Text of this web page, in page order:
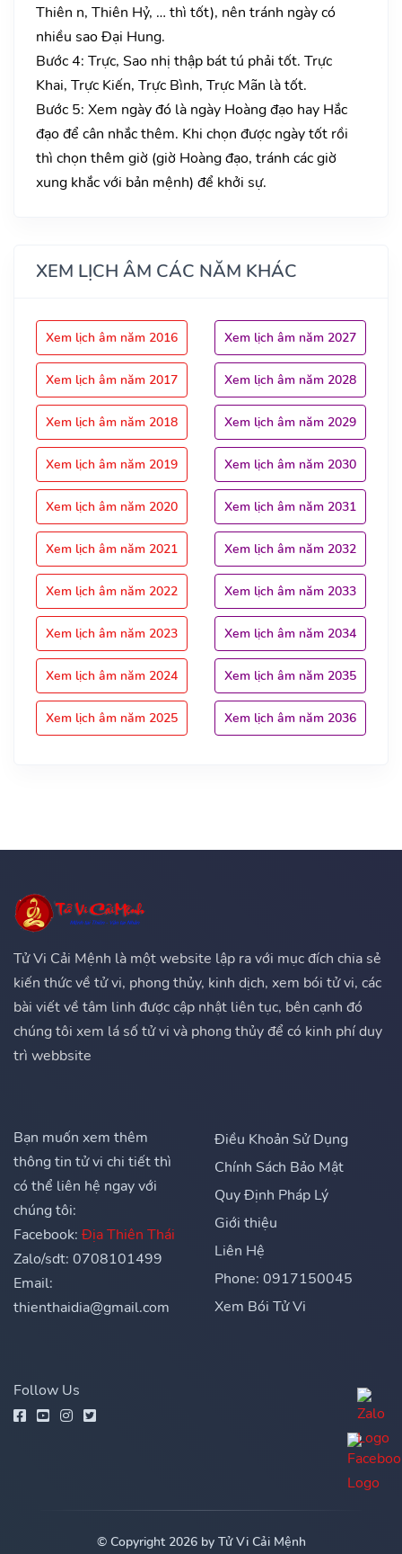
Thiên n, Thiên Hỷ, … thì tốt), nên tránh ngày có
nhiều sao Đại Hung.
Bước 4: Trực, Sao nhị thập bát tú phải tốt. Trực
Khai, Trực Kiến, Trực Bình, Trực Mãn là tốt.
Bước 5: Xem ngày đó là ngày Hoàng đạo hay Hắc
đạo để cân nhắc thêm. Khi chọn được ngày tốt rồi
thì chọn thêm giờ (giờ Hoàng đạo, tránh các giờ
xung khắc với bản mệnh) để khởi sự.
XEM LỊCH ÂM CÁC NĂM KHÁC
Xem lịch âm năm 2016
Xem lịch âm năm 2017
Xem lịch âm năm 2018
Xem lịch âm năm 2019
Xem lịch âm năm 2020
Xem lịch âm năm 2021
Xem lịch âm năm 2022
Xem lịch âm năm 2023
Xem lịch âm năm 2024
Xem lịch âm năm 2025
Xem lịch âm năm 2027
Xem lịch âm năm 2028
Xem lịch âm năm 2029
Xem lịch âm năm 2030
Xem lịch âm năm 2031
Xem lịch âm năm 2032
Xem lịch âm năm 2033
Xem lịch âm năm 2034
Xem lịch âm năm 2035
Xem lịch âm năm 2036
Tử Vi Cải Mệnh là một website lập ra với mục đích chia sẻ
kiến thức về tử vi, phong thủy, kinh dịch, xem bói tử vi, các
bài viết về tâm linh được cập nhật liên tục, bên cạnh đó
chúng tôi xem lá số tử vi và phong thủy để có kinh phí duy
trì webbsite
Bạn muốn xem thêm
thông tin tử vi chi tiết thì
có thể liên hệ ngay với
chúng tôi:
Facebook: Địa Thiên Thái
Zalo/sdt: 0708101499
Email:
thienthaidia@gmail.com
Điều Khoản Sử Dụng
Chính Sách Bảo Mật
Quy Định Pháp Lý
Giới thiệu
Liên Hệ
Phone: 0917150045
Xem Bói Tử Vi
Follow Us
© Copyright 2026 by Tử Vi Cải Mệnh